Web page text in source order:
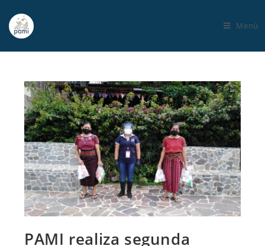
Menú
PAMI realiza segunda